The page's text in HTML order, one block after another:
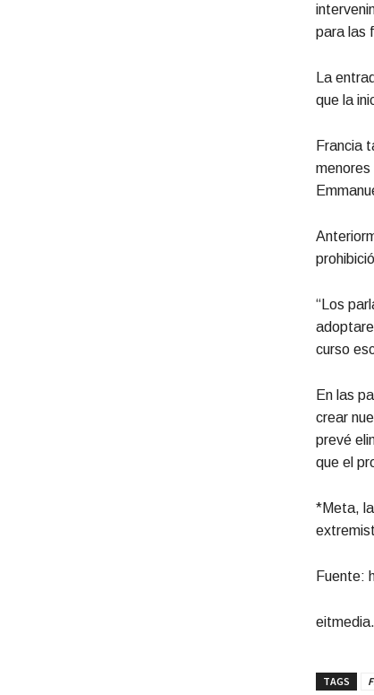
para las
La
que la
Francia
menores
“Los
curso
En las
crear
prevé
que el
*Meta,
Fuente:
TAGS